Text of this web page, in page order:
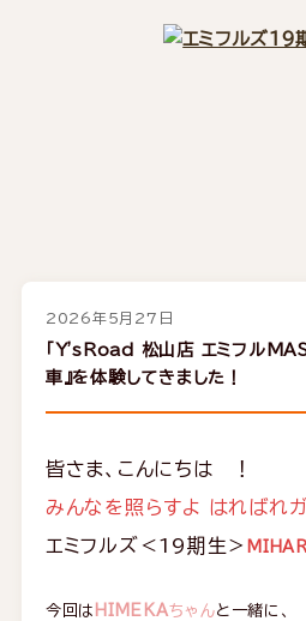
2026年5月27日
「Y'sRoad 松山店 エミフル
車』を体験してきました！
皆さま、こんにちは ！
みんなを照らすよ はればれ
エミフルズ＜19期生＞
今回は HIMEKAちゃんと一緒に、